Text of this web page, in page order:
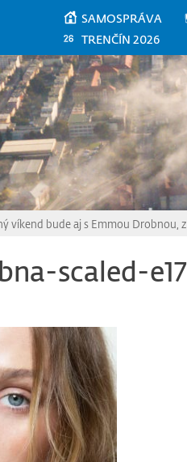
SAMOSPRÁVA
TRENČÍN 2026
víkend bude aj s Emmou Drobnou,
scaled-